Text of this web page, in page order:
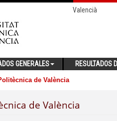
Valencià
GENERALES RESULTADOS
de València
de València